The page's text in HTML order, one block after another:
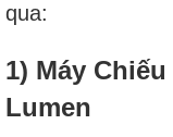
qua:
1) Máy
Lumen